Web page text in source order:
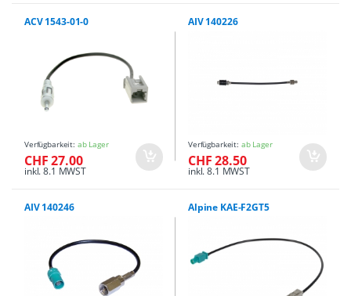
ACV 1543-01-0
Verfügbarkeit: ab Lager
CHF 27.00
inkl. 8.1 MWST
AIV 140226
Verfügbarkeit: ab Lager
CHF 28.50
inkl. 8.1 MWST
AIV 140246 Alpine KAE-F2GT5